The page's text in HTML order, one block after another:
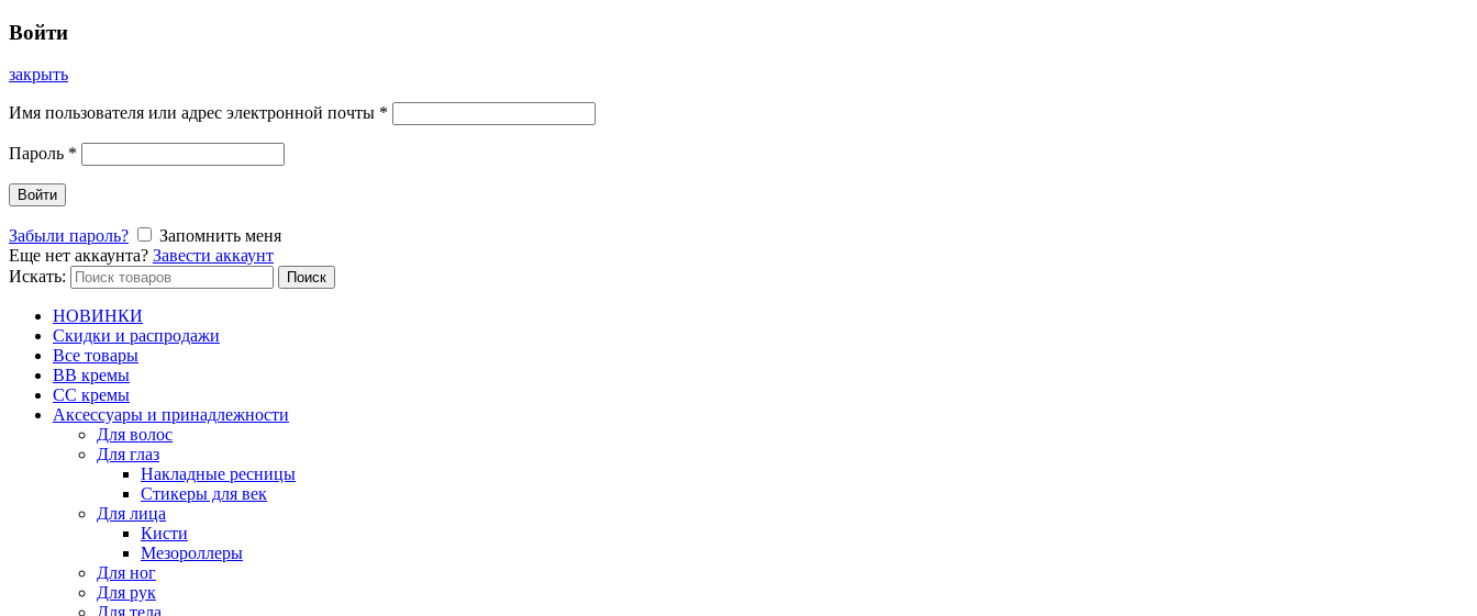
Войти
закрыть
Имя пользователя или адрес электронной почты *
Пароль *
Войти
Забыли пароль?
Запомнить меня
Еще нет аккаунта? Завести аккаунт
Искать:
Поиск
НОВИНКИ
Скидки и распродажи
Все товары
BB кремы
CC кремы
Аксессуары и принадлежности
Для волос
Для глаз
Накладные ресницы
Стикеры для век
Для лица
Кисти
Мезороллеры
Для ног
Для рук